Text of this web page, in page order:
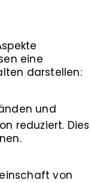
eine
darstellen:
und
reduziert. Dies
von